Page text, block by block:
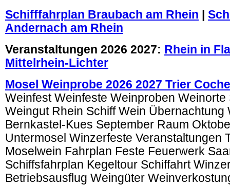
Schifffahrplan Braubach am Rhein
Andernach am Rhein
Veranstaltungen 2026 2027: Rhein in
Mittelrhein-Lichter
Mosel Weinprobe 2026 2027 Trier
Weinfest Weinfeste Weinproben Weinorte
Weingut Rhein Schiff Wein Übernachtung
Bernkastel-Kues September Raum
Untermosel Winzerfeste Veranstaltungen
Moselwein Fahrplan Feste Feuerwerk
Schiffsfahrplan Kegeltour Schiffahrt
Betriebsausflug Weingüter